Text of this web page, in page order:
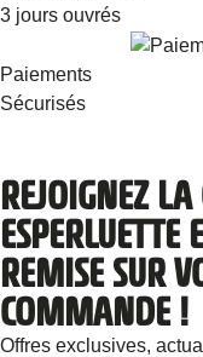
3 jours ouvrés
Paiements
Sécurisés
REJOIGNEZ
REMISE SUR
COMMANDE !
Offres exclusives,